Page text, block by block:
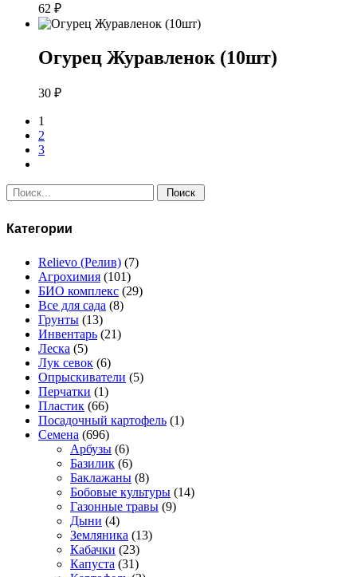
62 ₽
Огурец Журавленок (10шт)
30 ₽
1
2
3
Поиск:
Категории
Relievo (Релив) (7)
Агрохимия (101)
БИО комплекс (29)
Все для сада (8)
Грунты (13)
Инвентарь (21)
Леска (5)
Лук севок (6)
Опрыскиватели (5)
Перчатки (1)
Пластик (66)
Посадочный картофель (1)
Семена (696)
Арбузы (6)
Базилик (6)
Баклажаны (8)
Бобовые культуры (14)
Газонные травы (9)
Дыни (4)
Земляника (13)
Кабачки (23)
Капуста (31)